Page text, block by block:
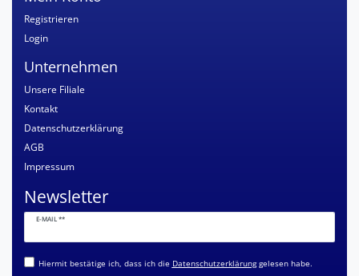
Registrieren
Login
Unternehmen
Unsere Filiale
Kontakt
Datenschutzerklärung
AGB
Impressum
Newsletter
E-MAIL **
Newsletter
Honig
Hiermit bestätige ich, dass ich die Daten­schutz­erklärunggelesen habe.